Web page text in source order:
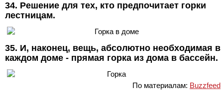
34. Решение для тех, кто предпочитает горки
лестницам.
35. И, наконец, вещь, абсолютно необходимая в
каждом доме - прямая горка из дома в бассейн.
По материалам: Buzzfeed